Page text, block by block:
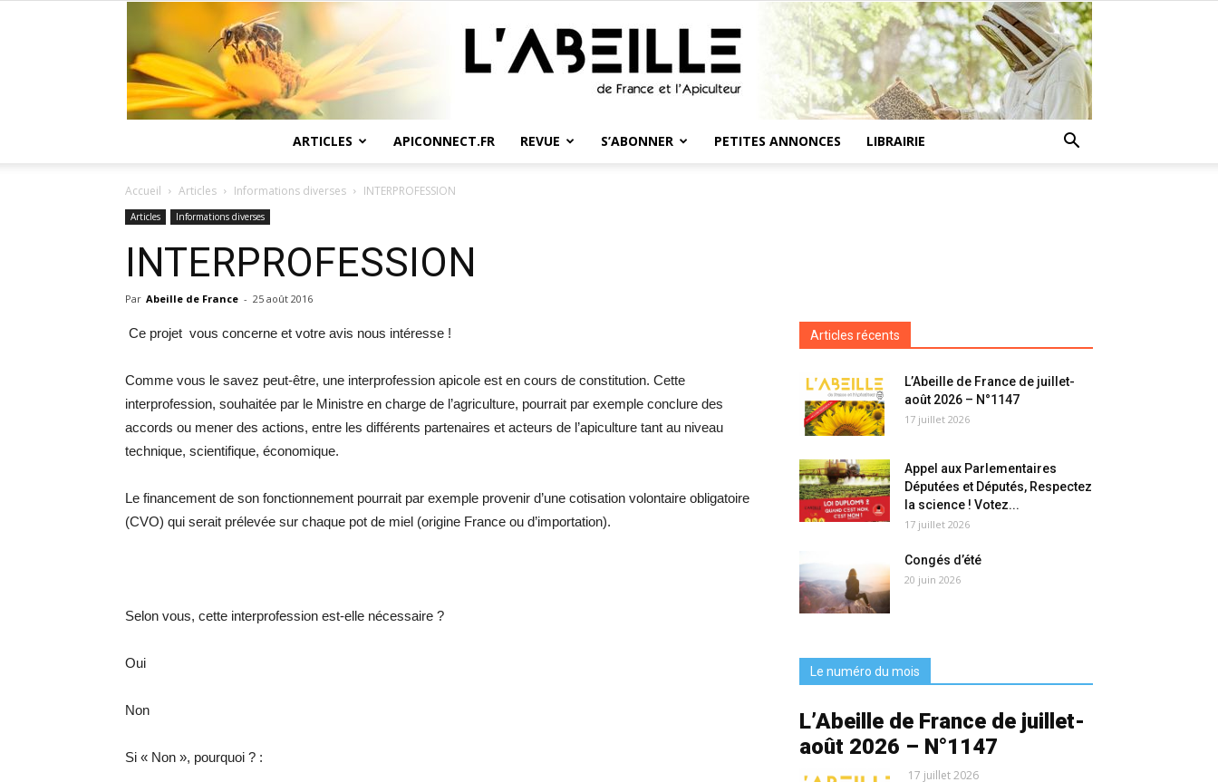
France
ARTICLES APICONNECT.FR REVUE S’ABONNER PETITES ANNONCES LIBRAIRIE
Accueil Articles Informations diverses INTERPROFESSION
Articles Informations diverses
INTERPROFESSION
Par Abeille de France - 25 août 2016
Ce projet vous concerne et votre avis nous intéresse !
Comme vous le savez peut-être, une interprofession apicole est en cours de constitution. Cette
interprofession, souhaitée par le Ministre en charge de l’agriculture, pourrait par exemple conclure des
accords ou mener des actions, entre les différents partenaires et acteurs de l’apiculture tant au niveau
technique, scientifique, économique.
Le financement de son fonctionnement pourrait par exemple provenir d’une cotisation volontaire obligatoire
(CVO) qui serait prélevée sur chaque pot de miel (origine France ou d’importation).
Selon vous, cette interprofession est-elle nécessaire ?
Oui
Non
Si « Non », pourquoi ? :
Articles récents
L’Abeille de France de juillet-
août 2026 – N°1147
17 juillet 2026
Appel aux Parlementaires
Députées et Députés, Respectez
la science ! Votez...
17 juillet 2026
Congés d’été
20 juin 2026
Le numéro du mois
L’Abeille de France de juillet-
août 2026 – N°1147
17 juillet 2026